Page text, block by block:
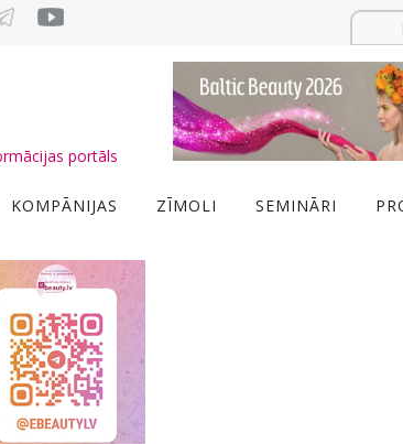
portāls
KOMPĀNIJAS ZĪMOLI SEMINĀRI